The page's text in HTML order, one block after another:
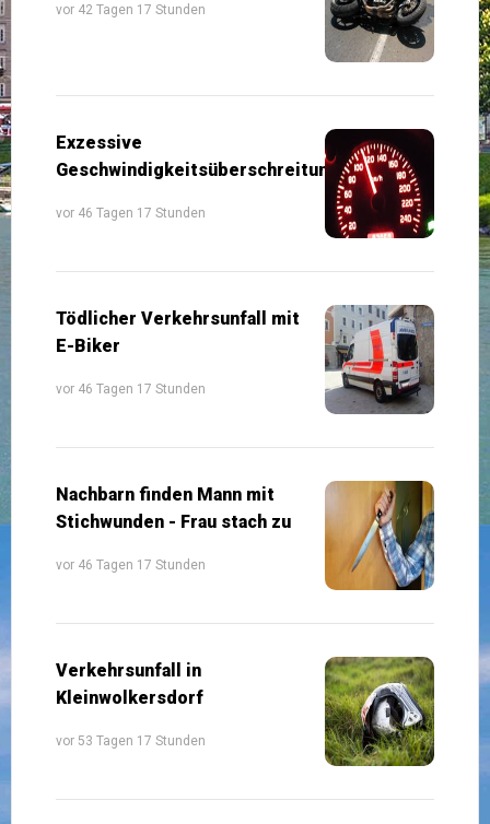
vor 42 Tagen 17 Stunden
Exzessive
Geschwindigkeitsüberschreitung
vor 46 Tagen 17 Stunden
Tödlicher Verkehrsunfall mit
E-Biker
vor 46 Tagen 17 Stunden
Nachbarn finden Mann mit
Stichwunden - Frau stach zu
vor 46 Tagen 17 Stunden
Verkehrsunfall in
Kleinwolkersdorf
vor 53 Tagen 17 Stunden